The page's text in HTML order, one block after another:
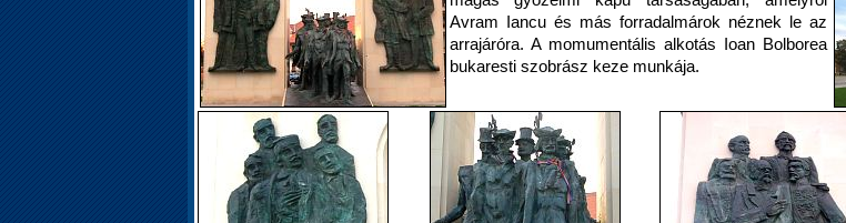
Avram Iancu és más forradalmárok néznek le az
arrajáróra. A momumentális alkotás Ioan Bolborea
bukaresti szobrász keze munkája.